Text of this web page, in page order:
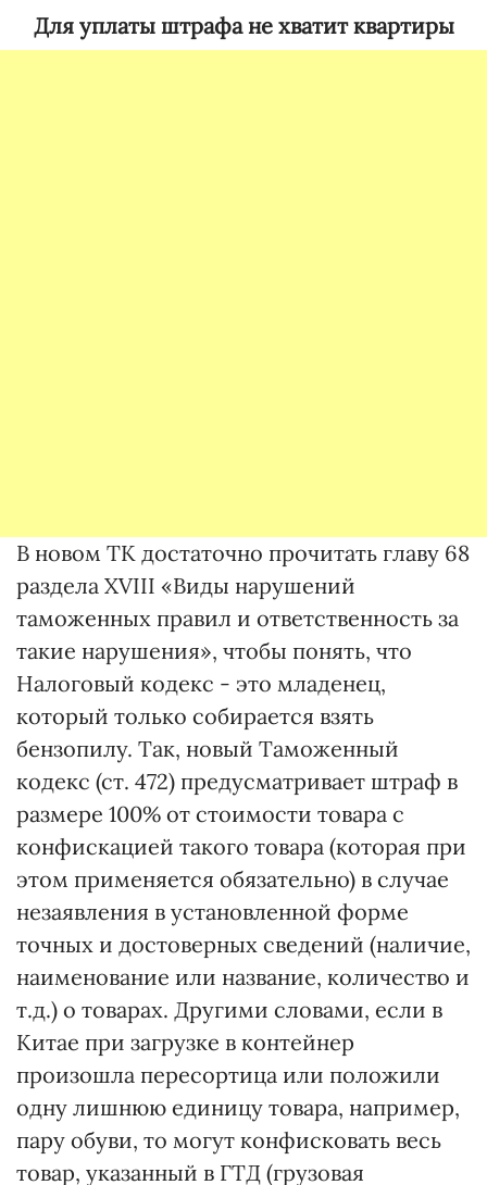
Для уплаты штрафа не хватит квартиры
В новом ТК достаточно прочитать главу 68
раздела XVIII «Виды нарушений
таможенных правил и ответственность за
такие нарушения», чтобы понять, что
Налоговый кодекс - это младенец,
который только собирается взять
бензопилу. Так, новый Таможенный
кодекс (ст. 472) предусматривает штраф в
размере 100% от стоимости товара с
конфискацией такого товара (которая при
этом применяется обязательно) в случае
незаявления в установленной форме
точных и достоверных сведений (наличие,
наименование или название, количество и
т.д.) о товарах. Другими словами, если в
Китае при загрузке в контейнер
произошла пересортица или положили
одну лишнюю единицу товара, например,
пару обуви, то могут конфисковать весь
товар, указанный в ГТД (грузовая